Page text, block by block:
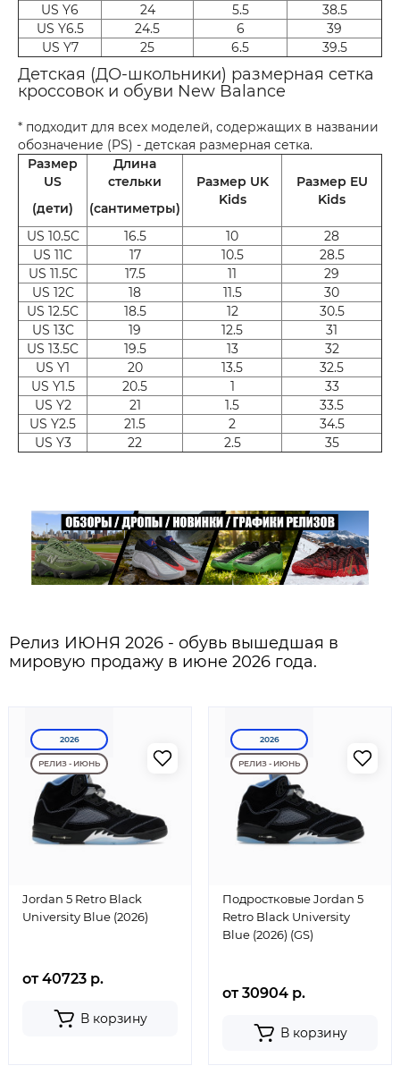
US Y6
24 5.5
38.5
US Y6.5
24.5 6
39
US Y7
25 6.5 39.5
Детская (ДО-школьники) размерная сетка
кроссовок и обуви New Balance
* подходит для всех моделей, содержащих в названии
обозначение (PS) - детская размерная сетка.
Размер
US
(дети)
Длина
стельки
(сантиметры)
Размер UK
Kids
Размер EU
Kids
US 10.5C 16.5 10
28
US 11C
17 10.5
28.5
US 11.5C
17.5 11
29
US 12C
18 11.5
30
US 12.5C
18.5 12
30.5
US 13C
19 12.5
31
US 13.5C
19.5 13
32
US Y1
20 13.5
32.5
US Y1.5
20.5 1
33
US Y2
21 1.5
33.5
US Y2.5
21.5 2
34.5
US Y3
22 2.5 35
Релиз ИЮНЯ 2026 - обувь вышедшая в
мировую продажу в июне 2026 года.
2026
РЕЛИЗ - ИЮНЬ
Jordan 5 Retro Black
University Blue (2026)
от 40723 р.
В корзину
2026
РЕЛИЗ - ИЮНЬ
Подростковые Jordan 5
Retro Black University
Blue (2026) (GS)
от 30904 р.
В корзину